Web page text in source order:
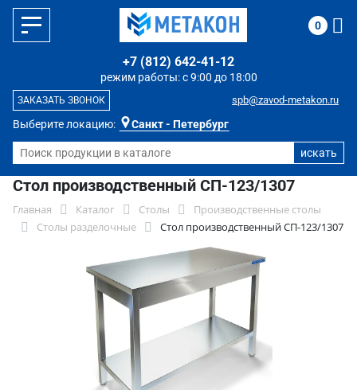
Выберите локацию: Санкт - Петербург
режим работы: с 9:00 до 18:00
+7 (812) 642-41-12
spb@zavod-metakon.ru
ЗАКАЗАТЬ ЗВОНОК
0
Стол производственный СП-123/1307
Главная Каталог Столы
Производственные столы
Столы разделочные
Стол производственный СП-123/1307